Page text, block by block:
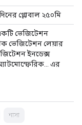
গ্লোবাল ২৫০মি
একটি ভেজিটেশন
ভেজিটেশন লেয়ার
ইনডেক্স
এর
নাসা